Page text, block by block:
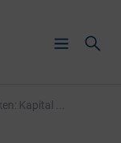
Kapital ...